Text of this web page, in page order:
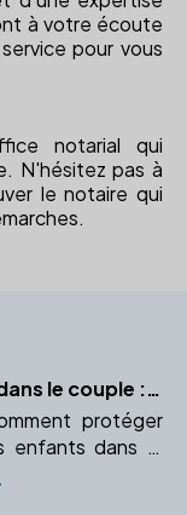
à votre écoute
pour vous
notarial qui
N'hésitez pas à
le notaire qui
Les enfants dans le couple : protéger leurs intérêts avec un notaire
protéger
enfants dans le
d'un notaire.
organisez leur